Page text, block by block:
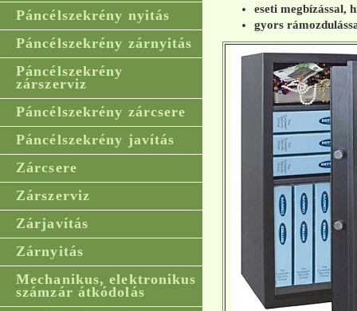
Páncélszekrény nyitás
Páncélszekrény zárnyitás
Páncélszekrény
zárszerviz
Páncélszekrény zárcsere
Páncélszekrény javítás
Zárcsere
Zárszerviz
Zárjavítás
Zárnyitás
Mechanikus, elektronikus
számzár átkódolás
eseti megbízással,
gyors